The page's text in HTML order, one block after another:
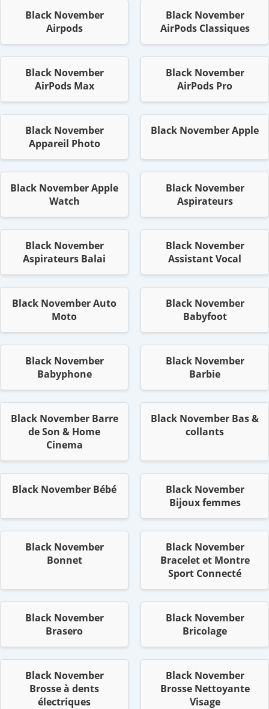
Black November
Airpods
Black November
AirPods Classiques
Black November
AirPods Max
Black November
AirPods Pro
Black November
Appareil Photo
Black November Apple
Black November Apple
Watch
Black November
Aspirateurs
Black November
Aspirateurs Balai
Black November
Assistant Vocal
Black November Auto
Moto
Black November
Babyfoot
Black November
Babyphone
Black November
Barbie
Black November Barre
de Son & Home
Cinema
Black November Bas &
collants
Black November Bébé
Black November
Bijoux femmes
Black November
Bonnet
Black November
Bracelet et Montre
Sport Connecté
Black November
Brasero
Black November
Bricolage
Black November
Brosse à dents
électriques
Black November
Brosse Nettoyante
Visage